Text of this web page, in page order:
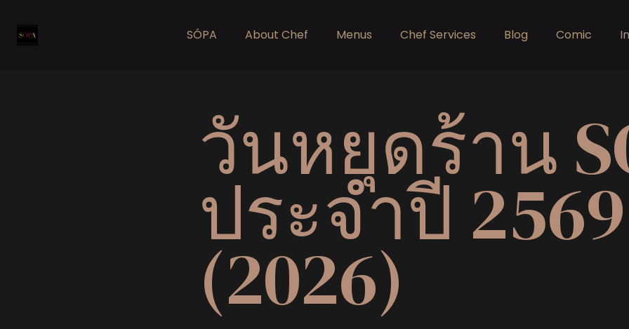
SÓPA About Chef Menus Chef Services Blog Comic
วันหยุดร้าน
ประจำปี 2569
(2026)